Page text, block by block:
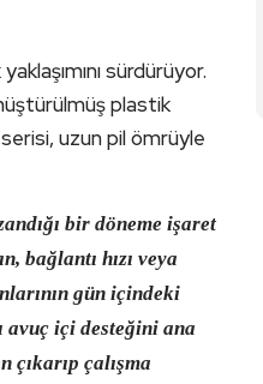
sürdürüyor.
plastik
uzun pil ömrüyle
bir döneme işaret
bağlantı hızı veya
gün içindeki
avuç içi desteğini ana
çıkarıp çalışma